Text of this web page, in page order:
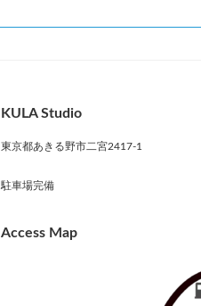
KULA Studio
東京都あきる野市二宮2417-1
駐車場完備
Access Map